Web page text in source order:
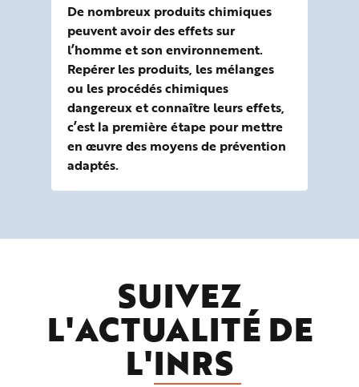
De nombreux produits chimiques
peuvent avoir des effets sur
l’homme et son environnement.
Repérer les produits, les mélanges
ou les procédés chimiques
dangereux et connaître leurs effets,
c’est la première étape pour mettre
en œuvre des moyens de prévention
adaptés.
SUIVEZ
L'ACTUALITÉ DE
L'INRS